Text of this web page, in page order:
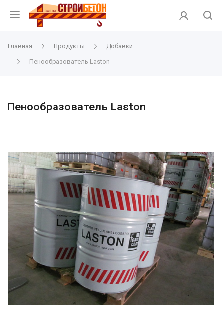
Главная Продукты Добавки
Пенообразователь Laston
Пенообразователь Laston